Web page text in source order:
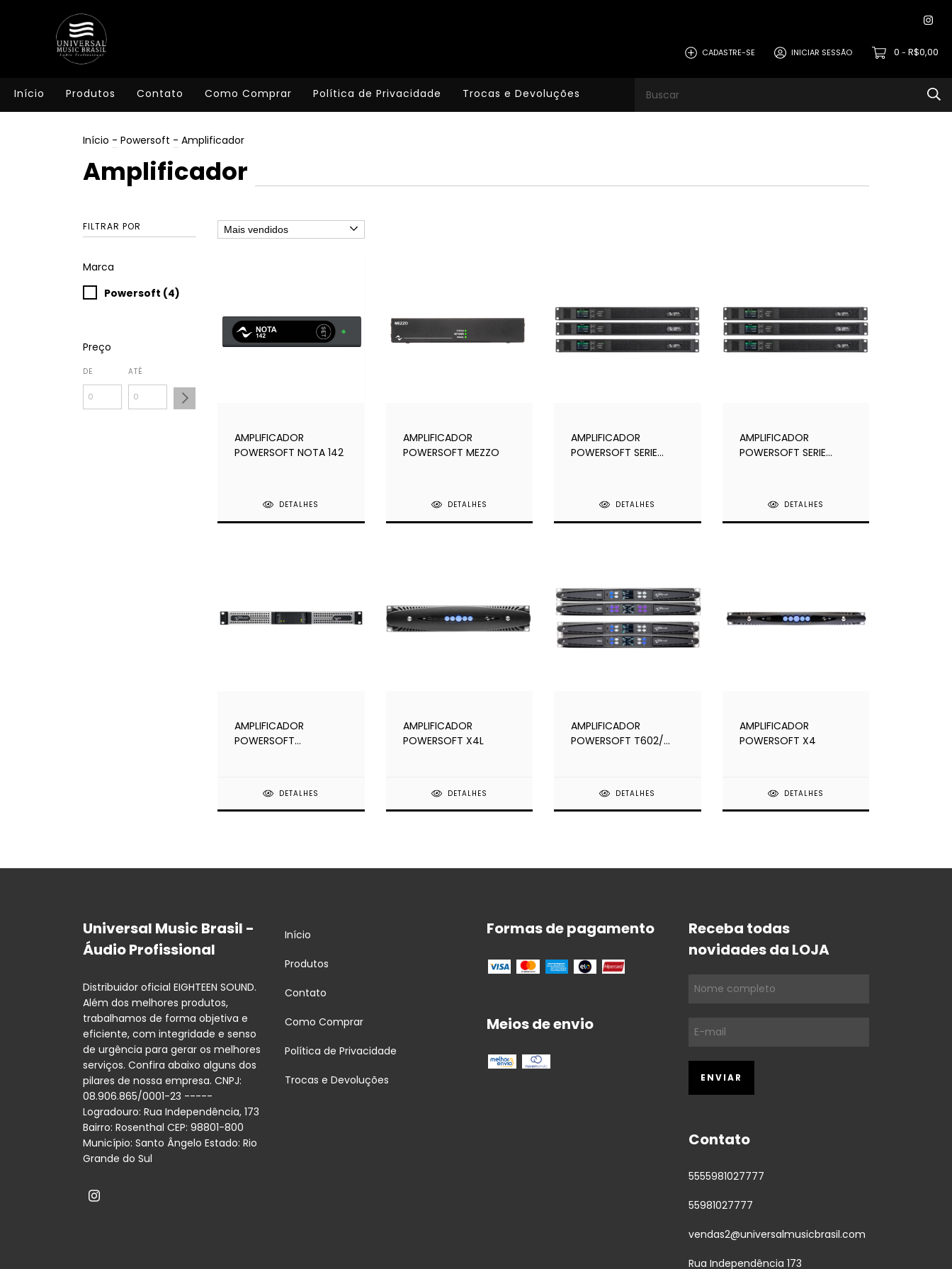
CADASTRE-SE INICIAR SESSÃO 0 - R$0,00
Início Produtos Contato Como Comprar Política de Privacidade Trocas e Devoluções
Início - Powersoft - Amplificador
Amplificador
FILTRAR POR
Marca
Powersoft (4)
Preço
DE ATÉ
AMPLIFICADOR
POWERSOFT NOTA 142
DETALHES
AMPLIFICADOR
POWERSOFT MEZZO
DETALHES
AMPLIFICADOR
POWERSOFT SERIE
DETALHES
AMPLIFICADOR
POWERSOFT SERIE
DETALHES
AMPLIFICADOR
POWERSOFT
DETALHES
AMPLIFICADOR
POWERSOFT X4L
DETALHES
AMPLIFICADOR
POWERSOFT T602/
DETALHES
AMPLIFICADOR
POWERSOFT X4
DETALHES
Universal Music Brasil -
Áudio Profissional
Distribuidor oficial EIGHTEEN SOUND.
Além dos melhores produtos,
trabalhamos de forma objetiva e
eficiente, com integridade e senso
de urgência para gerar os melhores
serviços. Confira abaixo alguns dos
pilares de nossa empresa. CNPJ:
08.906.865/0001-23 -----
Logradouro: Rua Independência, 173
Bairro: Rosenthal CEP: 98801-800
Município: Santo Ângelo Estado: Rio
Grande do Sul
Início
Produtos
Contato
Como Comprar
Política de Privacidade
Trocas e Devoluções
Formas de pagamento
Meios de envio
Receba todas
novidades da LOJA
Contato
5555981027777
55981027777
vendas2@universalmusicbrasil.com
Rua Independência 173